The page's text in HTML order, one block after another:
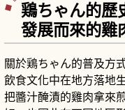
鶏ちゃん的
發展而來的雞
關於鶏ちゃん的普及方
飲食文化中在地方落地
把醬汁醃漬的雞肉拿來